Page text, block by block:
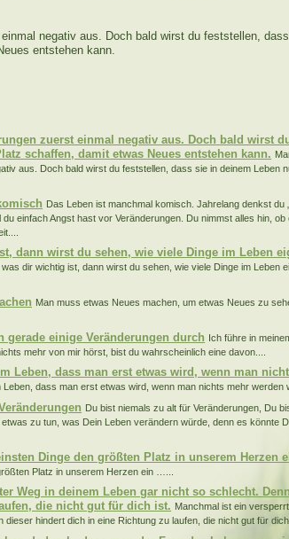
negativ aus. Doch bald wirst du feststellen,
entstehen kann.
zuerst einmal negativ aus. Doch bald wirst
schaffen, damit etwas Neues entstehen kann.
aus. Doch bald wirst du feststellen, dass sie in deinem Leben
Das Leben ist manchmal komisch. Jahrelang denkst du
einfach Angst hast vor Veränderungen. Du nimmst alles hin, ob
dann wirst du sehen, wie viele Dinge im Leben
was dir wichtig ist, dann wirst du sehen, wie viele Dinge im Leben
Man muss etwas Neues machen, um etwas Neues zu
gerade einige Veränderungen durch Ich führe in
mehr von mir hörst, bist du wahrscheinlich eine davon....
Leben, dass man erst etwas wird, wenn man
dass man erst etwas wird, wenn man nichts mehr werden
Du bist niemals zu alt für Veränderungen, Du
zu tun, was Dein Leben verändern würde, denn es könnte
Dinge den größten Platz in unserem Herzen
Platz in unserem Herzen ein …...
Weg in deinem Leben gar nicht so schlecht.
die nicht gut für dich ist. Manchmal ist ein
dieser hindert dich in eine Richtung zu laufen, die nicht gut für dich